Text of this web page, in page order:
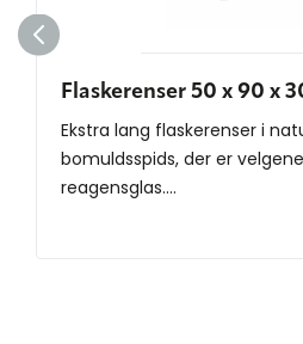
Flaskerenser 50 x 90 x
Ekstra lang flaskerenser i
bomuldsspids, der er
reagensglas....